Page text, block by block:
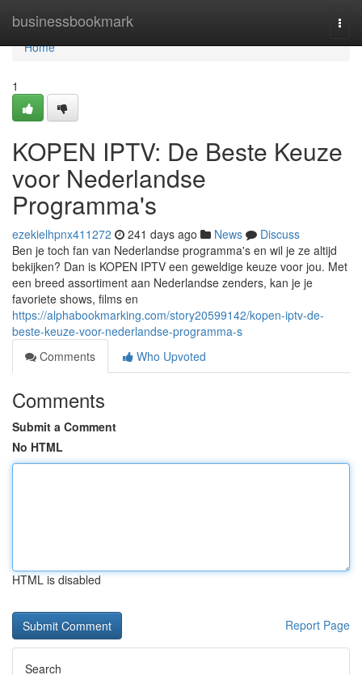
businessbookmark
Home
Home
1
KOPEN IPTV: De Beste Keuze
voor Nederlandse
Programma's
ezekielhpnx411272 241 days ago News
Discuss
Ben je toch fan van Nederlandse programma's en wil je ze altijd
bekijken? Dan is KOPEN IPTV een geweldige keuze voor jou. Met
een breed assortiment aan Nederlandse zenders, kan je je
favoriete shows, films en
https://alphabookmarking.com/story20599142/kopen-iptv-de-
beste-keuze-voor-nederlandse-programma-s
Comments
Who Upvoted
Comments
Submit a Comment
No HTML
HTML is disabled
Report Page
Search